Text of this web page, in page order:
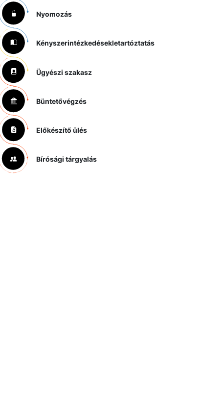
Nyomozás
Kényszerintézkedésekletartóztatás
Ügyészi szakasz
Büntetővégzés
Előkészítő ülés
Bírósági tárgyalás